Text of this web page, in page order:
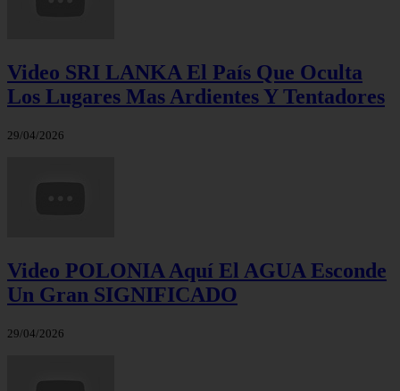
Video SRI LANKA El País Que Oculta
Los Lugares Mas Ardientes Y Tentadores
29/04/2026
Video POLONIA Aquí El AGUA Esconde
Un Gran SIGNIFICADO
29/04/2026